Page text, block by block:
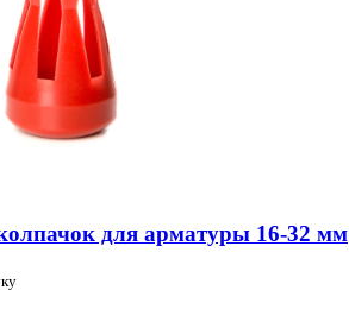
для арматуры 16-32 мм